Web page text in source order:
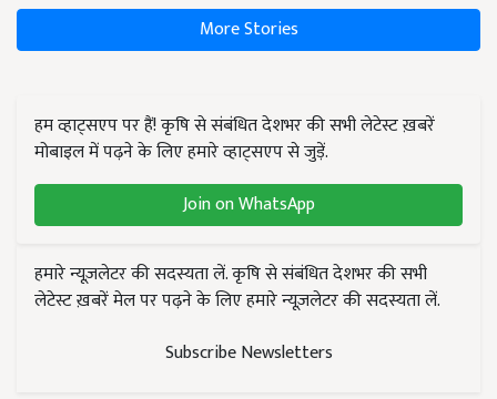
More Stories
हम व्हाट्सएप पर हैं! कृषि से संबंधित देशभर की सभी लेटेस्ट ख़बरें
मोबाइल में पढ़ने के लिए हमारे व्हाट्सएप से जुड़ें.
Join on WhatsApp
हमारे न्यूज़लेटर की सदस्यता लें. कृषि से संबंधित देशभर की सभी
लेटेस्ट ख़बरें मेल पर पढ़ने के लिए हमारे न्यूज़लेटर की सदस्यता लें.
Subscribe Newsletters